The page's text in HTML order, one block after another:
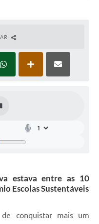
estava entre as 10
Escolas Sustentáveis
conquistar mais um